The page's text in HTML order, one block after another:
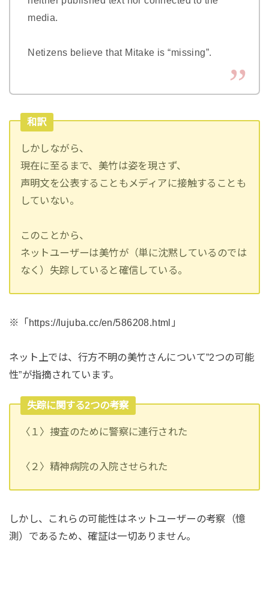
media.
Netizens believe that Mitake is “missing”.
和訳
しかしながら、
現在に至るまで、美竹は姿を現さず、
声明文を公表することもメディアに接触することも
していない。
このことから、
ネットユーザーは美竹が（単に沈黙しているのでは
なく）失踪していると確信している。
※「https://lujuba.cc/en/586208.html」
ネット上では、行方不明の美竹さんについて”2つの可能
性”が指摘されています。
失踪に関する2つの考察
〈１〉捜査のために警察に連行された
〈２〉精神病院の入院させられた
しかし、これらの可能性はネットユーザーの考察（憶
測）であるため、確証は一切ありません。